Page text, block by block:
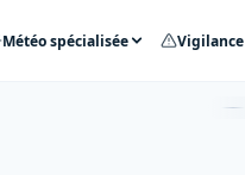
Météo spécialisée Vigilance